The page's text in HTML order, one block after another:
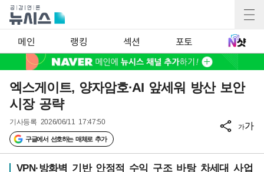
메인 랭킹 섹션 포토
엑스게이트, 양자암호·AI 앞세워 방산 보안
시장 공략
기사등록 2026/06/11 17:47:50
구글에서 선호하는 매체로 추가
가가
VPN·방화벽 기반 안정적 수익 구조 바탕 차세대 사업